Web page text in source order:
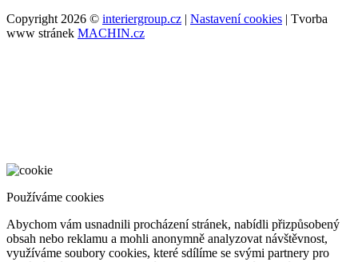
Copyright 2026 © interiergroup.cz | Nastavení cookies | Tvorba
www stránek MACHIN.cz
Používáme cookies
Abychom vám usnadnili procházení stránek, nabídli přizpůsobený
obsah nebo reklamu a mohli anonymně analyzovat návštěvnost,
využíváme soubory cookies, které sdílíme se svými partnery pro